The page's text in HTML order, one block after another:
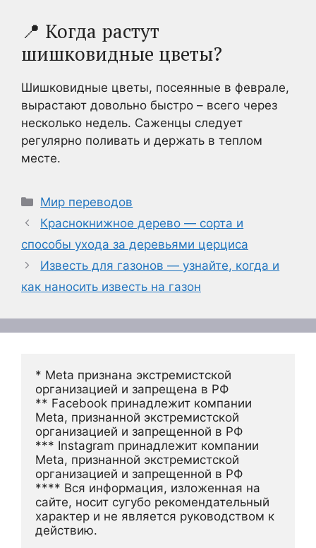
📍 Когда растут
шишковидные цветы?
Шишковидные цветы, посеянные в феврале,
вырастают довольно быстро – всего через
несколько недель. Саженцы следует
регулярно поливать и держать в теплом
месте.
Рубрики
Мир переводов
Краснокнижное дерево — сорта и
способы ухода за деревьями церциса
Известь для газонов — узнайте, когда и
как наносить известь на газон
* Meta признана экстремистской
организацией и запрещена в РФ
** Facebook принадлежит компании
Meta, признанной экстремистской
организацией и запрещенной в РФ
*** Instagram принадлежит компании
Meta, признанной экстремистской
организацией и запрещенной в РФ
**** Вся информация, изложенная на
сайте, носит сугубо рекомендательный
характер и не является руководством к
действию.